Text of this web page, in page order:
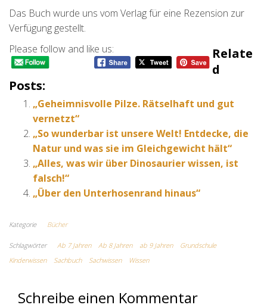
Das Buch wurde uns vom Verlag für eine Rezension zur
Verfügung gestellt.
Please follow and like us:
Relate
D
Posts:
„Geheimnisvolle Pilze. Rätselhaft und gut
vernetzt“
„So wunderbar ist unsere Welt! Entdecke, die
Natur und was sie im Gleichgewicht hält“
„Alles, was wir über Dinosaurier wissen, ist
falsch!“
„Über den Unterhosenrand hinaus“
Kategorie Bücher
Schlagwörter Ab 7 Jahren Ab 8 Jahren ab 9 Jahren
Grundschule
Kinderwissen
Sachbuch Sachwissen Wissen
Schreibe einen Kommentar